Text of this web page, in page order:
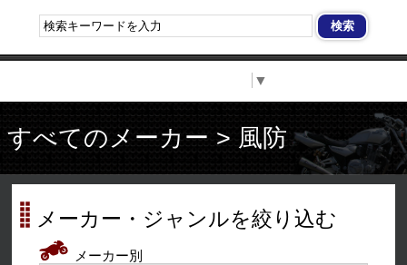
▼
すべてのメーカー > 風防
メーカー・ジャンルを絞り込む
メーカー別